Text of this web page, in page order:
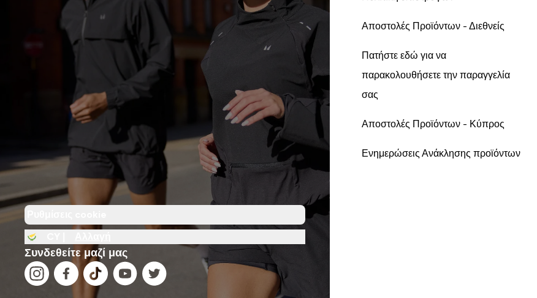
Συνδεθείτε μαζί μας
Αποστολές Προϊόντων - Διεθνείς
Πατήστε εδώ για να
παρακολουθήσετε την παραγγελία
σας
Αποστολές Προϊόντων - Κύπρος
Ενημερώσεις Ανάκλησης προϊόντων